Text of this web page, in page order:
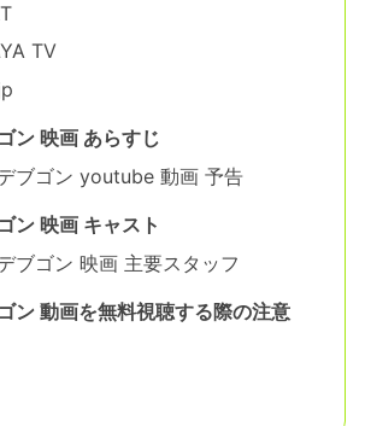
TV
ン 映画 あらすじ
ブゴン youtube 動画 予告
ン 映画 キャスト
ブゴン 映画 主要スタッフ
ン 動画を無料視聴する際の注意